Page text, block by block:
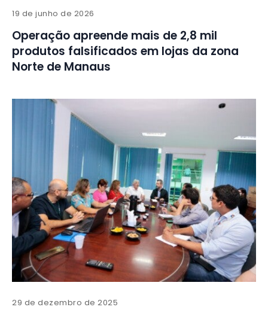
19 de junho de 2026
Operação apreende mais de 2,8 mil
produtos falsificados em lojas da zona
Norte de Manaus
29 de dezembro de 2025